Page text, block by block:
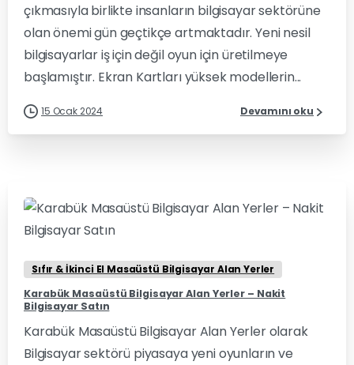
çıkmasıyla birlikte insanların bilgisayar sektörüne
olan önemi gün geçtikçe artmaktadır. Yeni nesil
bilgisayarlar iş için değil oyun için üretilmeye
başlamıştır. Ekran Kartları yüksek modellerin...
15 Ocak 2024 Devamını oku
0 0
Sıfır & İkinci El Masaüstü Bilgisayar Alan Yerler
Karabük Masaüstü Bilgisayar Alan Yerler – Nakit
Bilgisayar Satın
Karabük Masaüstü Bilgisayar Alan Yerler olarak
Bilgisayar sektörü piyasaya yeni oyunların ve